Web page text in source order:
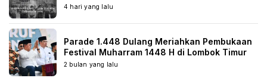
4 hari yang lalu
Parade 1.448 Dulang Meriahkan Pembukaan
Festival Muharram 1448 H di Lombok Timur
2 bulan yang lalu